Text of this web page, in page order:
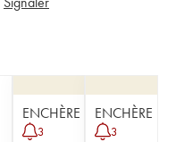
ENCHÈRE
3
ENCHÈRE
3